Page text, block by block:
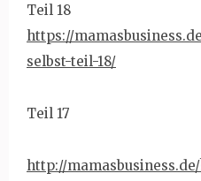
Teil 18
https://
selbst-teil-18/
Teil 17
http://mamasbusiness.de/